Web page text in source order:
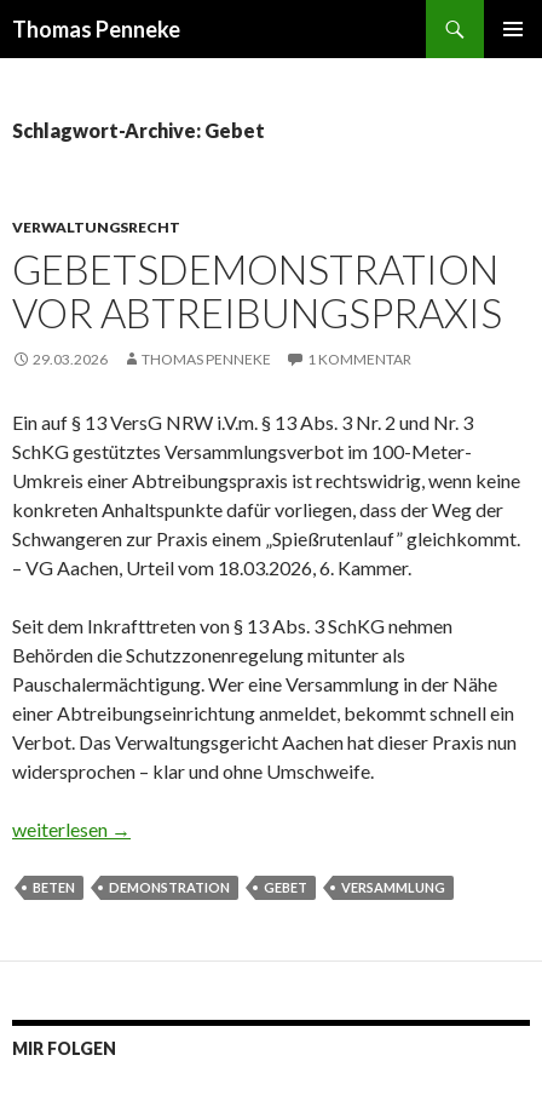
Thomas Penneke
Schlagwort-Archive: Gebet
VERWALTUNGSRECHT
GEBETSDEMONSTRATION
VOR ABTREIBUNGSPRAXIS
29.03.2026 THOMAS PENNEKE 1 KOMMENTAR
Ein auf § 13 VersG NRW i.V.m. § 13 Abs. 3 Nr. 2 und Nr. 3
SchKG gestütztes Versammlungsverbot im 100-Meter-
Umkreis einer Abtreibungspraxis ist rechtswidrig, wenn keine
konkreten Anhaltspunkte dafür vorliegen, dass der Weg der
Schwangeren zur Praxis einem „Spießrutenlauf” gleichkommt.
– VG Aachen, Urteil vom 18.03.2026, 6. Kammer.
Seit dem Inkrafttreten von § 13 Abs. 3 SchKG nehmen
Behörden die Schutzzonenregelung mitunter als
Pauschalermächtigung. Wer eine Versammlung in der Nähe
einer Abtreibungseinrichtung anmeldet, bekommt schnell ein
Verbot. Das Verwaltungsgericht Aachen hat dieser Praxis nun
widersprochen – klar und ohne Umschweife.
Gebetsdemonstration vor Abtreibungspraxis
weiterlesen →
BETEN DEMONSTRATION GEBET VERSAMMLUNG
MIR FOLGEN